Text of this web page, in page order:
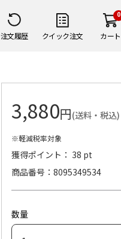
注文履歴 クイック注文
0
カート
3,880円(送料・税込)
※軽減税率対象
獲得ポイント： 38 pt
商品番号
8095349534
数量